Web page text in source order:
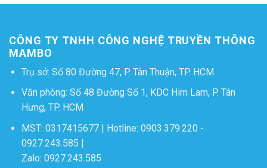
CÔNG TY TNHH CÔNG NGHỆ TRUYỀN THÔNG
MAMBO
Trụ sở: Số 80 Đường 47, P. Tân Thuận, TP. HCM
Văn phòng: Số 48 Đường Số 1, KDC Him Lam, P. Tân
Hưng, TP. HCM
MST: 0317415677 | Hotline: 0903.379.220-
0927.243.585 |
Zalo: 0927.243.585